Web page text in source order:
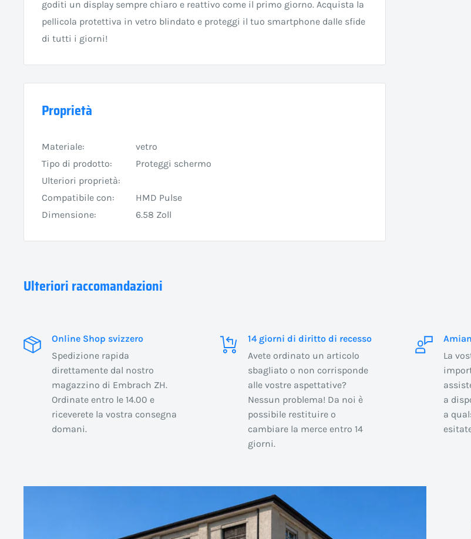
goditi un display sempre chiaro e reattivo come il primo giorno. Acquista la
pellicola protettiva in vetro blindato e proteggi il tuo smartphone dalle sfide
di tutti i giorni!
Proprietà
Materiale:
vetro
Tipo di prodotto:
Proteggi schermo
Ulteriori proprietà:
Compatibile con:
HMD Pulse
Dimensione:
6.58 Zoll
Ulteriori raccomandazioni
Online Shop svizzero
Spedizione rapida
direttamente dal nostro
magazzino di Embrach ZH.
Ordinate entro le 14.00 e
riceverete la vostra consegna
domani.
14 giorni di diritto di recesso
Avete ordinato un articolo
sbagliato o non corrisponde
alle vostre aspettative?
Nessun problema! Da noi è
possibile restituire o
cambiare la merce entro 14
giorni.
La
a
a